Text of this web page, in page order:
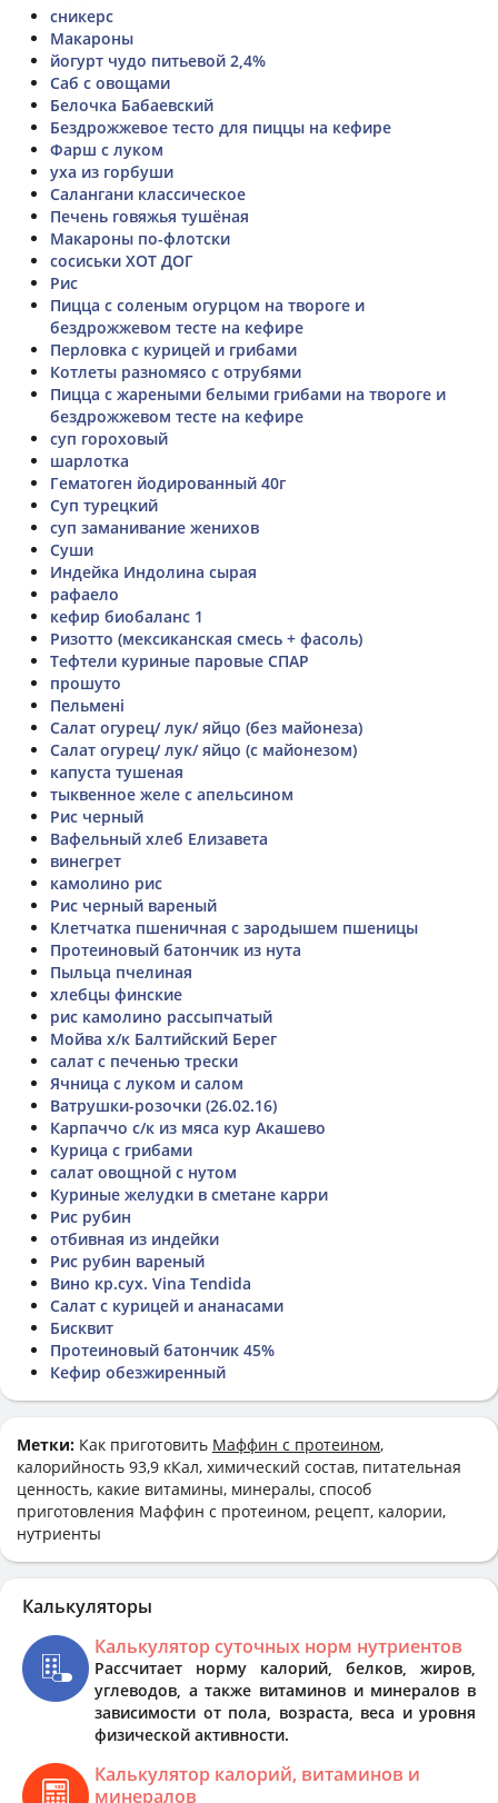
сникерс
Макароны
йогурт чудо питьевой 2,4%
Саб с овощами
Белочка Бабаевский
Бездрожжевое тесто для пиццы на кефире
Фарш с луком
уха из горбуши
Салангани классическое
Печень говяжья тушёная
Макароны по-флотски
сосиськи ХОТ ДОГ
Рис
Пицца с соленым огурцом на твороге и
бездрожжевом тесте на кефире
Перловка с курицей и грибами
Котлеты разномясо с отрубями
Пицца с жареными белыми грибами на твороге и
бездрожжевом тесте на кефире
суп гороховый
шарлотка
Гематоген йодированный 40г
Суп турецкий
суп заманивание женихов
Суши
Индейка Индолина сырая
рафаело
кефир биобаланс 1
Ризотто (мексиканская смесь + фасоль)
Тефтели куриные паровые СПАР
прошуто
Пельмені
Салат огурец/ лук/ яйцо (без майонеза)
Салат огурец/ лук/ яйцо (с майонезом)
капуста тушеная
тыквенное желе с апельсином
Рис черный
Вафельный хлеб Елизавета
винегрет
камолино рис
Рис черный вареный
Клетчатка пшеничная с зародышем пшеницы
Протеиновый батончик из нута
Пыльца пчелиная
хлебцы финские
рис камолино рассыпчатый
Мойва х/к Балтийский Берег
салат с печенью трески
Ячница с луком и салом
Ватрушки-розочки (26.02.16)
Карпаччо с/к из мяса кур Акашево
Курица с грибами
салат овощной с нутом
Куриные желудки в сметане карри
Рис рубин
отбивная из индейки
Рис рубин вареный
Вино кр.сух. Vina Tendida
Салат с курицей и ананасами
Бисквит
Протеиновый батончик 45%
Кефир обезжиренный
Метки: Как приготовить Маффин с протеином,
калорийность 93,9 кКал, химический состав, питательная
ценность, какие витамины, минералы, способ
приготовления Маффин с протеином, рецепт, калории,
нутриенты
Калькуляторы
Калькулятор суточных норм нутриентов
Рассчитает норму калорий, белков, жиров,
углеводов, а также витаминов и минералов в
зависимости от пола, возраста, веса и уровня
физической активности.
Калькулятор калорий, витаминов и
минералов